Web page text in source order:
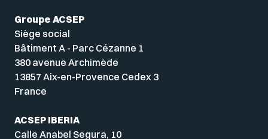
Groupe ACSEP
Siège social
Bâtiment A - Parc Cézanne 1
380 avenue Archimède
13857 Aix-en-Provence Cedex 3
France
ACSEP IBERIA
Calle Anabel Segura, 10